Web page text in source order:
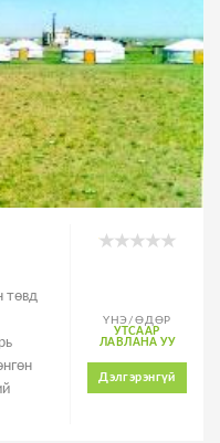
төвд
ҮНЭ/ӨДӨР
УТСААР
ЛАВЛАНА УУ
Дэлгэрэнгүй